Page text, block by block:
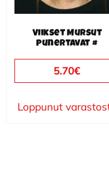
Viikset Mursut
punertavat #
5.70€
Loppunut